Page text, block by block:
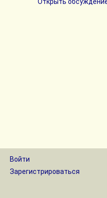
Войти
Зарегистрироваться